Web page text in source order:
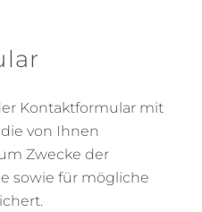
Kontaktformular mit
von Ihnen
Zwecke der
sowie für mögliche